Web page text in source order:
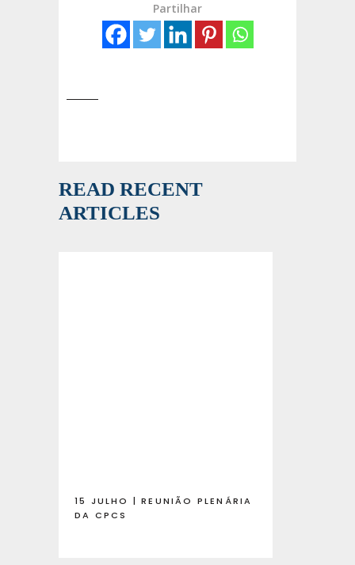
Partilhar
READ RECENT
ARTICLES
15 JULHO | REUNIÃO PLENÁRIA
DA CPCS